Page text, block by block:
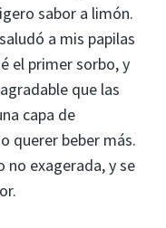
sabor a limón.
a mis papilas
el primer sorbo, y
que las
capa de
querer beber más.
no exagerada, y se